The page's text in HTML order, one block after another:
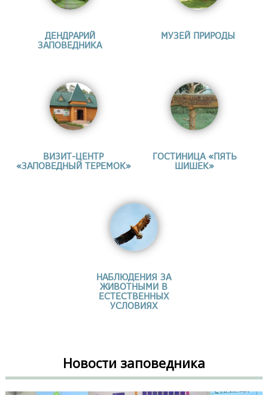
ДЕНДРАРИЙ
ЗАПОВЕДНИКА
МУЗЕЙ ПРИРОДЫ
ВИЗИТ-ЦЕНТР
«ЗАПОВЕДНЫЙ ТЕРЕМОК»
ГОСТИНИЦА «ПЯТЬ
ШИШЕК»
НАБЛЮДЕНИЯ ЗА
ЖИВОТНЫМИ В
ЕСТЕСТВЕННЫХ
УСЛОВИЯХ
Новости заповедника